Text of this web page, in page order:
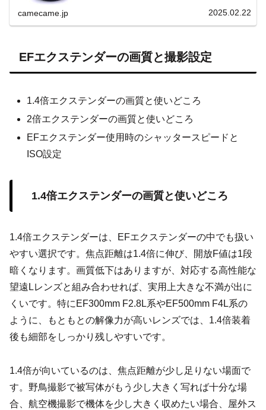
camecame.jp 2025.02.22
EFエクステンダーの画質と撮影設定
1.4倍エクステンダーの画質と使いどころ
2倍エクステンダーの画質と使いどころ
EFエクステンダー使用時のシャッタースピードと
ISO設定
1.4倍エクステンダーの画質と使いどころ
1.4倍エクステンダーは、EFエクステンダーの中でも扱い
やすい選択です。焦点距離は1.4倍に伸び、開放F値は1段
暗くなります。画質低下はありますが、対応する高性能な
望遠Lレンズと組み合わせれば、実用上大きな不満が出に
くいです。特にEF300mm F2.8L系やEF500mm F4L系の
ように、もともとの解像力が高いレンズでは、1.4倍装着
後も細部をしっかり残しやすいです。
1.4倍が向いているのは、焦点距離が少し足りない場面で
す。野鳥撮影で被写体がもう少し大きく写れば十分な場
合、航空機撮影で機体を少し大きく収めたい場合、屋外ス